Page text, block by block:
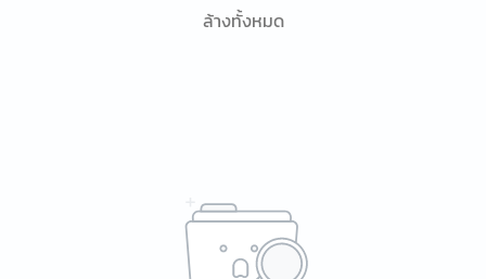
ล้างทั้งหมด